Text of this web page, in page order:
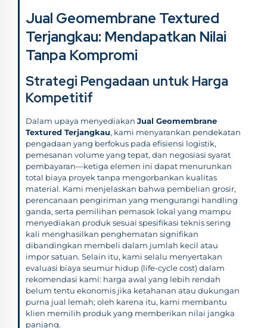
Jual Geomembrane Textured
Terjangkau: Mendapatkan Nilai
Tanpa Kompromi
Strategi Pengadaan untuk Harga
Kompetitif
Dalam upaya menyediakan Jual Geomembrane
Textured Terjangkau, kami menyarankan pendekatan
pengadaan yang berfokus pada efisiensi logistik,
pemesanan volume yang tepat, dan negosiasi syarat
pembayaran—ketiga elemen ini dapat menurunkan
total biaya proyek tanpa mengorbankan kualitas
material. Kami menjelaskan bahwa pembelian grosir,
perencanaan pengiriman yang mengurangi handling
ganda, serta pemilihan pemasok lokal yang mampu
menyediakan produk sesuai spesifikasi teknis sering
kali menghasilkan penghematan signifikan
dibandingkan membeli dalam jumlah kecil atau
impor satuan. Selain itu, kami selalu menyertakan
evaluasi biaya seumur hidup (life-cycle cost) dalam
rekomendasi kami: harga awal yang lebih rendah
belum tentu ekonomis jika ketahanan atau dukungan
purna jual lemah; oleh karena itu, kami membantu
klien memilih produk yang memberikan nilai jangka
panjang.